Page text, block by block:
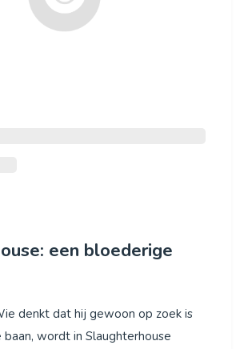
een bloederige
denkt dat hij gewoon op zoek is
baan, wordt in Slaughterhouse